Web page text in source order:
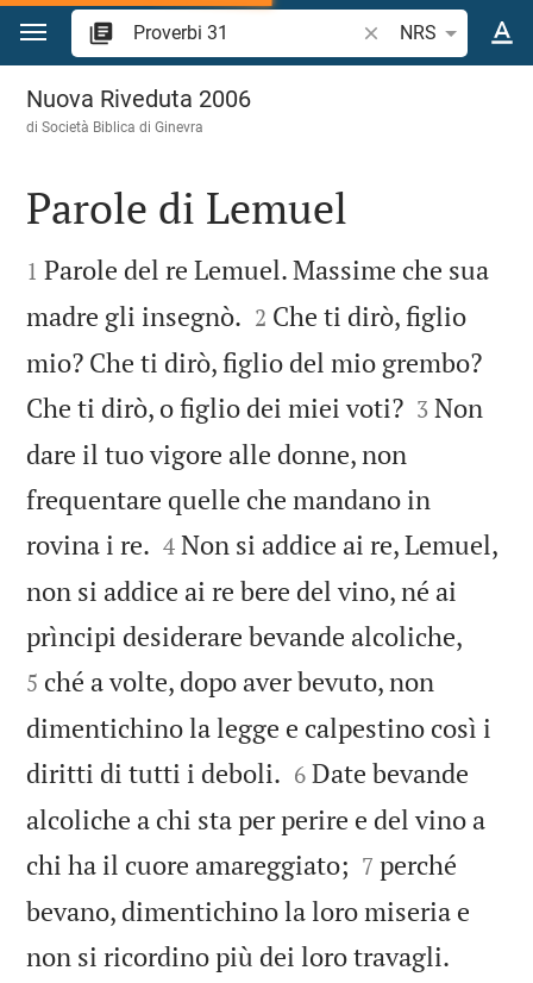
Vai al contenuto
Ricerca verso
NRS
Proverbi 31
Nuova Riveduta 2006
di Società Biblica di Ginevra

Parole di Lemuel

1 Parole del re Lemuel. Massime che sua
madre gli insegnò. 

2 Che ti dirò, figlio
mio? Che ti dirò, figlio del mio grembo?
Che ti dirò, o figlio dei miei voti?
3 Non
dare il tuo vigore alle donne, non
frequentare quelle che mandano in
rovina i re. 

4 Non si addice ai re, Lemuel,
non si addice ai re bere del vino, né ai
prìncipi desiderare bevande alcoliche,
5 ché a volte, dopo aver bevuto, non
dimentichino la legge e calpestino così i
diritti di tutti i deboli. 

6 Date bevande
alcoliche a chi sta per perire e del vino a
chi ha il cuore amareggiato; 

7 perché
bevano, dimentichino la loro miseria e
non si ricordino più dei loro travagli.